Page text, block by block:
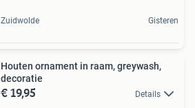
Zuidwolde Gisteren
Houten ornament in raam, greywash,
decoratie
€ 19,95 Details